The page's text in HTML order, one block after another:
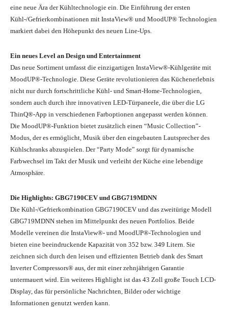
eine neue Ära der Kühltechnologie ein. Die Einführung der ersten
Kühl-/Gefrierkombinationen mit InstaView® und MoodUP® Technologien
markiert dabei den Höhepunkt des neuen Line-Ups.
Ein neues Level an Design und Entertainment
Das neue Sortiment umfasst die einzigartigen InstaView®-Kühlgeräte mit
MoodUP®-Technologie. Diese Geräte revolutionieren das Küchenerlebnis
nicht nur durch fortschrittliche Kühl- und Smart-Home-Technologien,
sondern auch durch ihre innovativen LED-Türpaneele, die über die LG
ThinQ®-App in verschiedenen Farboptionen angepasst werden können.
Die MoodUP®-Funktion bietet zusätzlich einen “Music Collection”-
Modus, der es ermöglicht, Musik über den eingebauten Lautsprecher des
Kühlschranks abzuspielen. Der “Party Mode” sorgt für dynamische
Farbwechsel im Takt der Musik und verleiht der Küche eine lebendige
Atmosphäre.
Die Highlights: GBG7190CEV und GBG719MDNN
Die Kühl-/Gefrierkombination GBG7190CEV und das zweitürige Modell
GBG719MDNN stehen im Mittelpunkt des neuen Portfolios. Beide
Modelle vereinen die InstaView®- und MoodUP®-Technologien und
bieten eine beeindruckende Kapazität von 352 bzw. 349 Litern. Sie
zeichnen sich durch den leisen und effizienten Betrieb dank des Smart
Inverter Compressors® aus, der mit einer zehnjährigen Garantie
untermauert wird. Ein weiteres Highlight ist das 43 Zoll große Touch LCD-
Display, das für persönliche Nachrichten, Bilder oder wichtige
Informationen genutzt werden kann.